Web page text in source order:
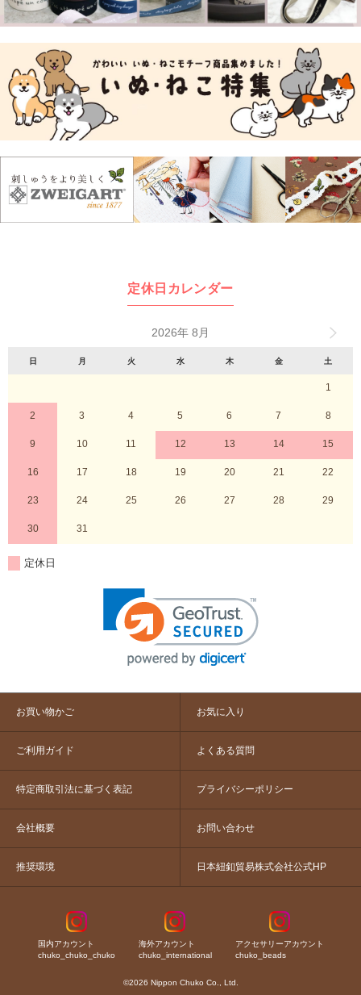
定休日カレンダー
2026年 8月
日 月 火 水 木 金 土
1
2 3 4 5 6 7 8
9 10 11 12 13 14 15
16 17 18 19 20 21 22
23 24 25 26 27 28 29
30 31
定休日
お買い物かご お気に入り
ご利用ガイド よくある質問
特定商取引法に基づく表記 プライバシーポリシー
会社概要 お問い合わせ
推奨環境 日本紐釦貿易株式会社公式HP
国内アカウント
chuko_chuko_chuko
海外アカウント
chuko_international
アクセサリーアカウント
chuko_beads
©2026 Nippon Chuko Co., Ltd.